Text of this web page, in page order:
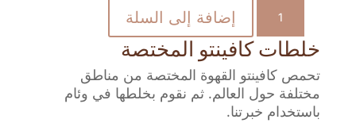
البرية
-
مختصة
250
جرام
إضافة إلى السلة
خلطات كافينتو المختصة
تحمص كافينتو القهوة المختصة من مناطق
مختلفة حول العالم. ثم نقوم بخلطها في وئام
باستخدام خبرتنا.